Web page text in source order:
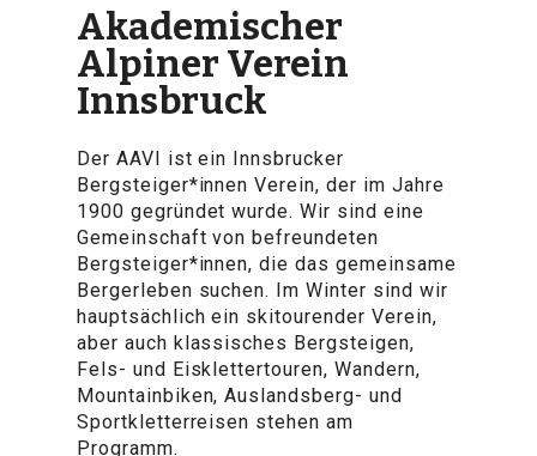
Akademischer
Alpiner Verein
Innsbruck
Der AAVI ist ein Innsbrucker
Bergsteiger*innen Verein, der im Jahre
1900 gegründet wurde. Wir sind eine
Gemeinschaft von befreundeten
Bergsteiger*innen, die das gemeinsame
Bergerleben suchen. Im Winter sind wir
hauptsächlich ein skitourender Verein,
aber auch klassisches Bergsteigen,
Fels- und Eisklettertouren, Wandern,
Mountainbiken, Auslandsberg- und
Sportkletterreisen stehen am
Programm.